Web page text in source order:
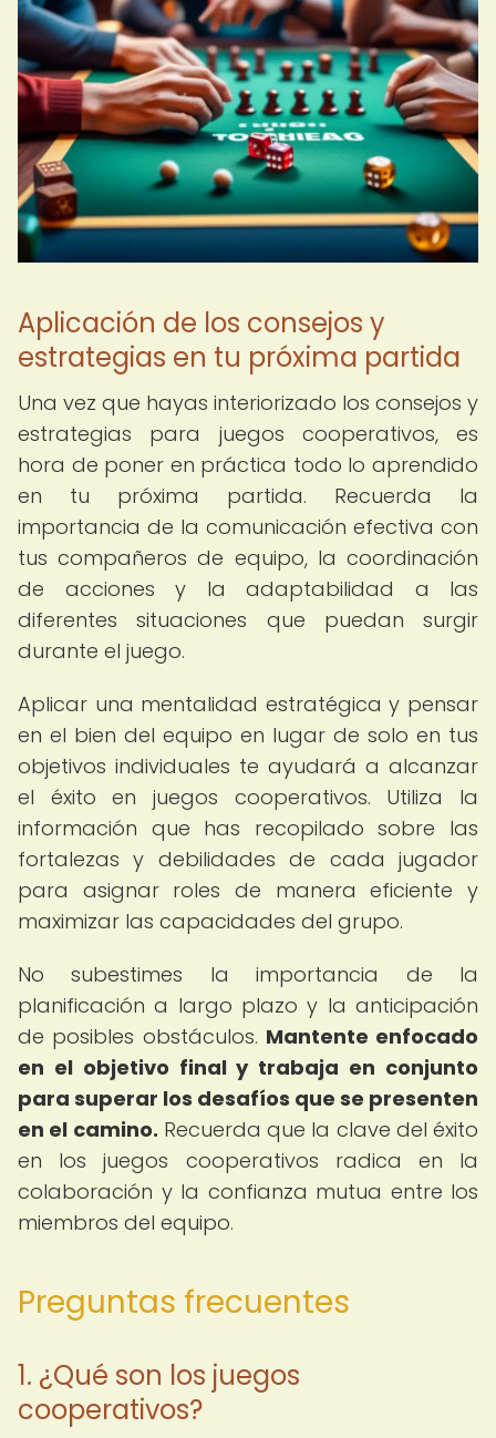
Aplicación de los consejos y
estrategias en tu próxima partida
Una vez que hayas interiorizado los consejos y
estrategias para juegos cooperativos, es
hora de poner en práctica todo lo aprendido
en tu próxima partida. Recuerda la
importancia de la comunicación efectiva con
tus compañeros de equipo, la coordinación
de acciones y la adaptabilidad a las
diferentes situaciones que puedan surgir
durante el juego.
Aplicar una mentalidad estratégica y pensar
en el bien del equipo en lugar de solo en tus
objetivos individuales te ayudará a alcanzar
el éxito en juegos cooperativos. Utiliza la
información que has recopilado sobre las
fortalezas y debilidades de cada jugador
para asignar roles de manera eficiente y
maximizar las capacidades del grupo.
No subestimes la importancia de la
planificación a largo plazo y la anticipación
de posibles obstáculos. Mantente enfocado
en el objetivo final y trabaja en conjunto
para superar los desafíos que se presenten
en el camino. Recuerda que la clave del éxito
en los juegos cooperativos radica en la
colaboración y la confianza mutua entre los
miembros del equipo.
Preguntas frecuentes
1. ¿Qué son los juegos
cooperativos?